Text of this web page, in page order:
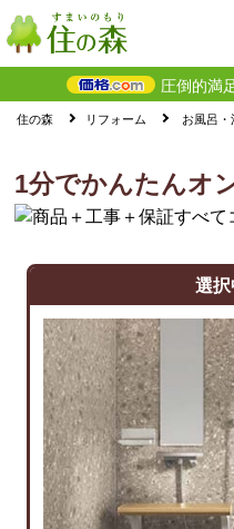
圧倒的満
住の森 リフォーム お風呂・
1分でかんたんオ
選